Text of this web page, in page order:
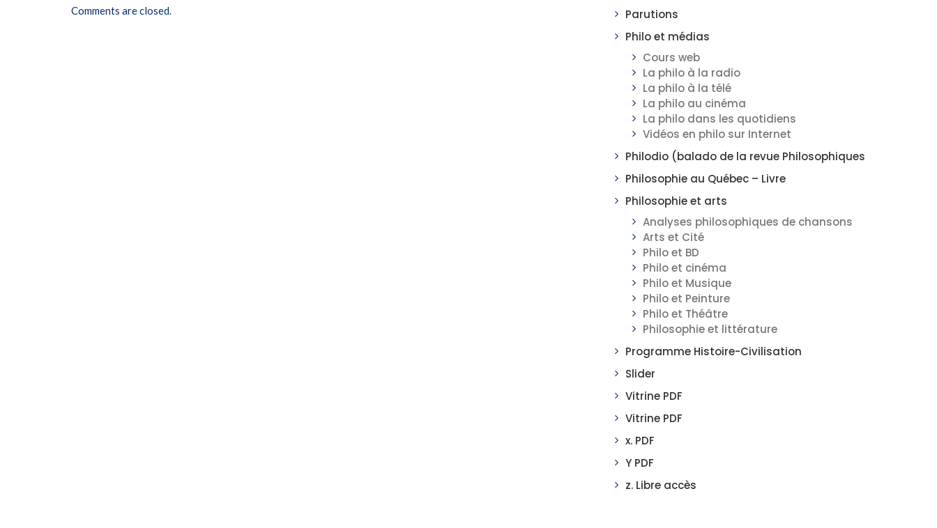
Comments are closed.
Parutions
Philo et médias
Cours web
La philo à la radio
La philo à la télé
La philo au cinéma
La philo dans les quotidiens
Vidéos en philo sur Internet
Philodio (balado de la revue Philosophiques
Philosophie au Québec – Livre
Philosophie et arts
Analyses philosophiques de chansons
Arts et Cité
Philo et BD
Philo et cinéma
Philo et Musique
Philo et Peinture
Philo et Théâtre
Philosophie et littérature
Programme Histoire-Civilisation
Slider
Vitrine PDF
Vitrine PDF
x. PDF
Y PDF
z. Libre accès